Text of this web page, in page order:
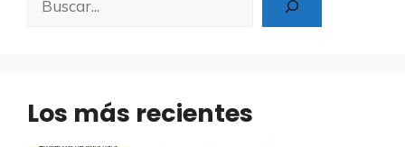
Los más recientes